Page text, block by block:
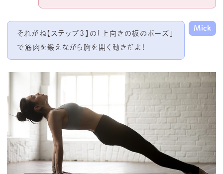
それがね【ステップ 3 】の「上向きの板のポーズ」
で筋肉を鍛えながら胸を開く動きだよ！
Mick